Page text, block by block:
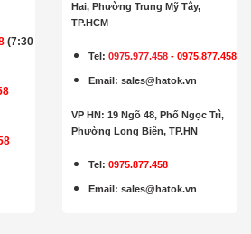
(7:30
Hai, Phường Trung Mỹ Tây,
TP.HCM
Tel:0975.977.458 -0975.877.458
Email :sales@hatok.vn
VP HN: 19 Ngõ 48, Phố Ngọc Trì,
Phường Long Biên, TP.HN
Tel: 0975.877.458
Email:sales@hatok.vn